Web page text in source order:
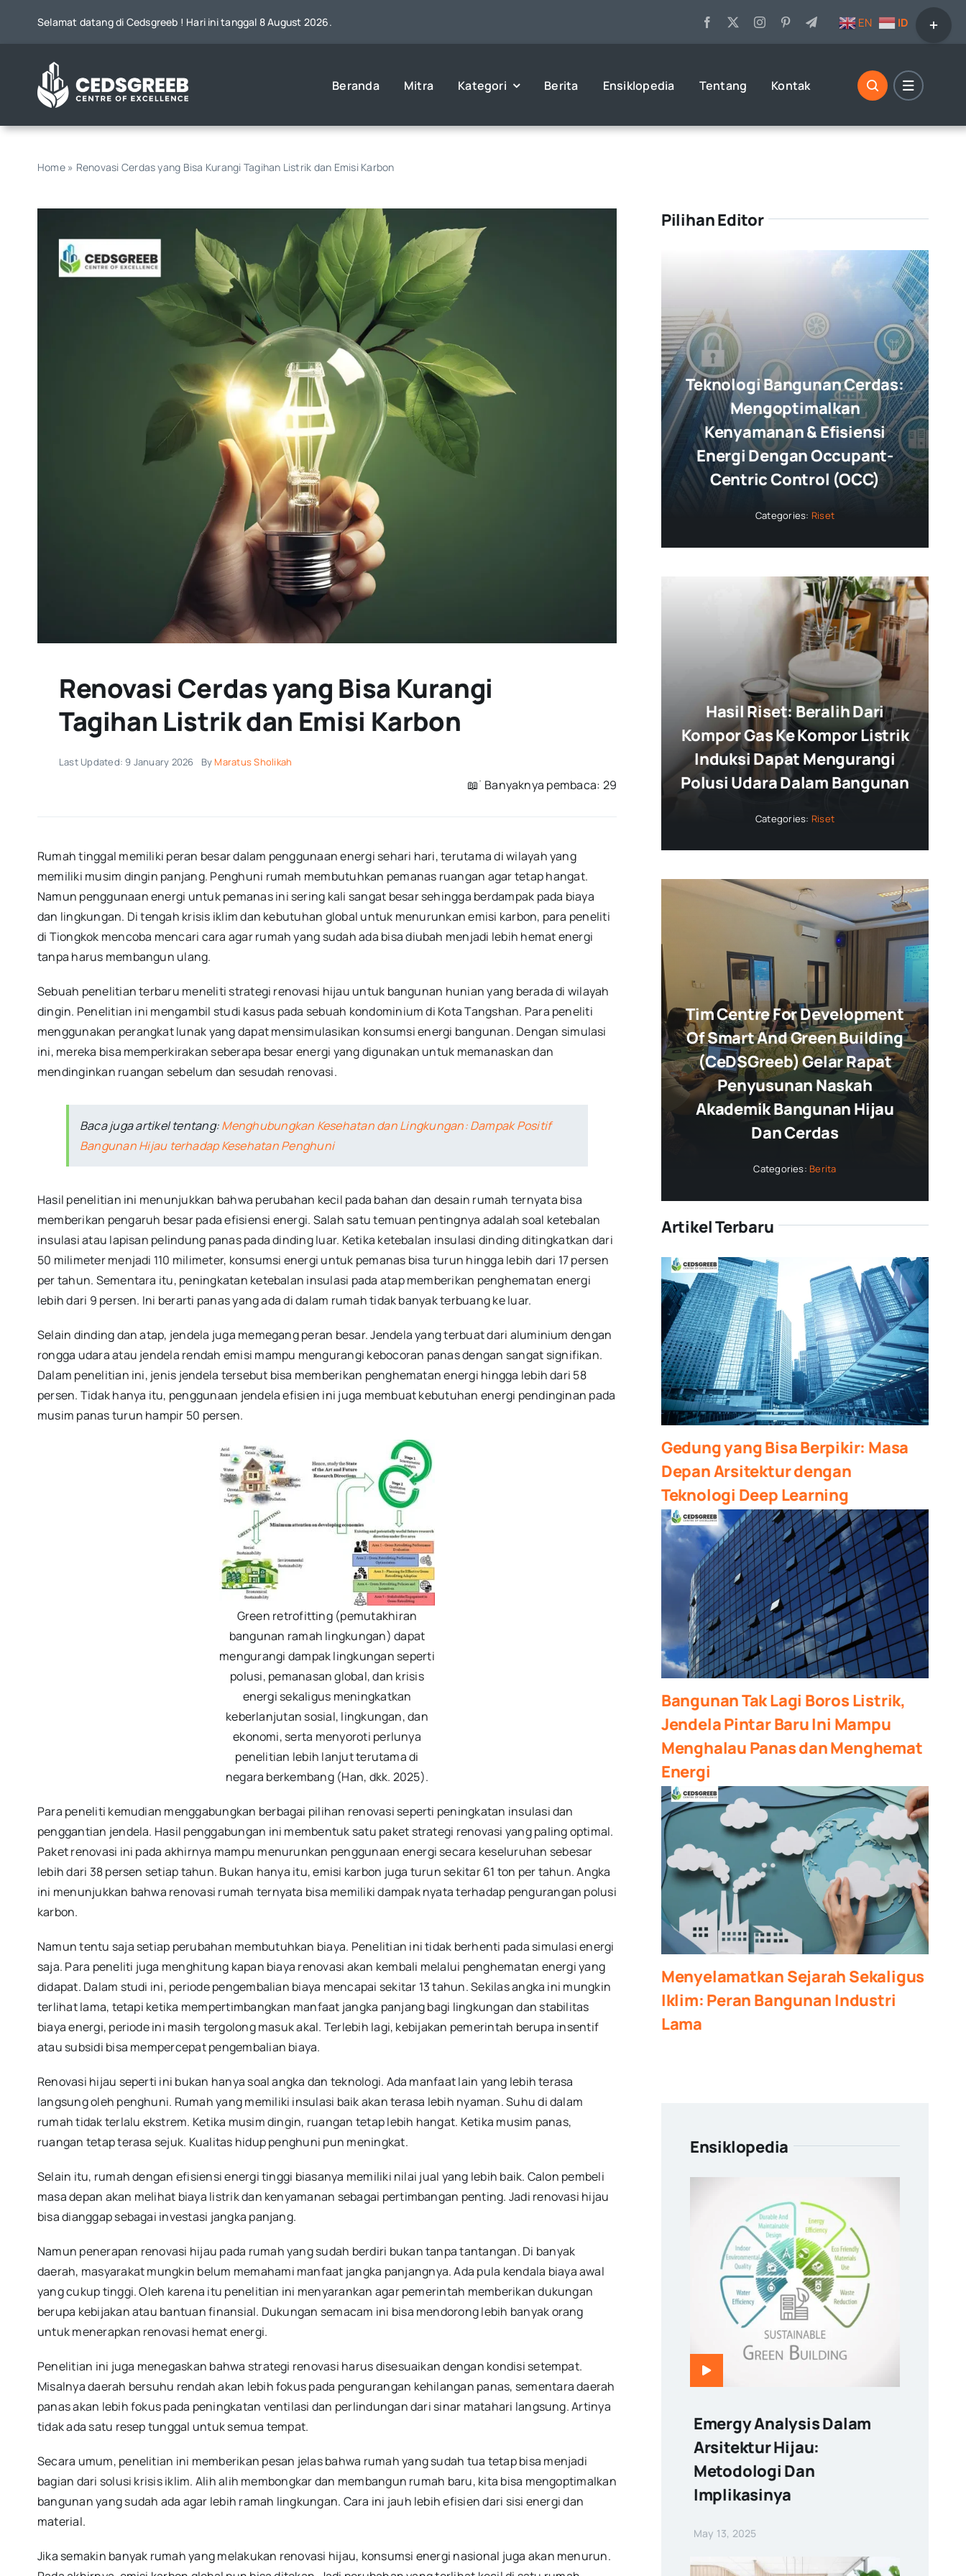
Selamat datang di Cedsgreeb ! Hari ini tanggal 8 August 2026. EN ID
Beranda Mitra Kategori Berita Ensiklopedia Tentang Kontak
Home» Renovasi Cerdas yang Bisa Kurangi Tagihan Listrik dan Emisi Karbon
Renovasi Cerdas yang Bisa Kurangi
Tagihan Listrik dan Emisi Karbon
Last Updated: 9 January 2026 By Maratus Sholikah
📖 ࣪ Banyaknya pembaca: 29
Rumah tinggal memiliki peran besar dalam penggunaan energi sehari hari, terutama di wilayah yang
memiliki musim dingin panjang. Penghuni rumah membutuhkan pemanas ruangan agar tetap hangat.
Namun penggunaan energi untuk pemanas ini sering kali sangat besar sehingga berdampak pada biaya
dan lingkungan. Di tengah krisis iklim dan kebutuhan global untuk menurunkan emisi karbon, para peneliti
di Tiongkok mencoba mencari cara agar rumah yang sudah ada bisa diubah menjadi lebih hemat energi
tanpa harus membangun ulang.
Sebuah penelitian terbaru meneliti strategi renovasi hijau untuk bangunan hunian yang berada di wilayah
dingin. Penelitian ini mengambil studi kasus pada sebuah kondominium di Kota Tangshan. Para peneliti
menggunakan perangkat lunak yang dapat mensimulasikan konsumsi energi bangunan. Dengan simulasi
ini, mereka bisa memperkirakan seberapa besar energi yang digunakan untuk memanaskan dan
mendinginkan ruangan sebelum dan sesudah renovasi.
Baca juga artikel tentang:Menghubungkan Kesehatan dan Lingkungan: Dampak Positif
Bangunan Hijau terhadap Kesehatan Penghuni
Hasil penelitian ini menunjukkan bahwa perubahan kecil pada bahan dan desain rumah ternyata bisa
memberikan pengaruh besar pada efisiensi energi. Salah satu temuan pentingnya adalah soal ketebalan
insulasi atau lapisan pelindung panas pada dinding luar. Ketika ketebalan insulasi dinding ditingkatkan dari
50 milimeter menjadi 110 milimeter, konsumsi energi untuk pemanas bisa turun hingga lebih dari 17 persen
per tahun. Sementara itu, peningkatan ketebalan insulasi pada atap memberikan penghematan energi
lebih dari 9 persen. Ini berarti panas yang ada di dalam rumah tidak banyak terbuang ke luar.
Selain dinding dan atap, jendela juga memegang peran besar. Jendela yang terbuat dari aluminium dengan
rongga udara atau jendela rendah emisi mampu mengurangi kebocoran panas dengan sangat signifikan.
Dalam penelitian ini, jenis jendela tersebut bisa memberikan penghematan energi hingga lebih dari 58
persen. Tidak hanya itu, penggunaan jendela efisien ini juga membuat kebutuhan energi pendinginan pada
musim panas turun hampir 50 persen.
Green retrofitting (pemutakhiran
bangunan ramah lingkungan) dapat
mengurangi dampak lingkungan seperti
polusi, pemanasan global, dan krisis
energi sekaligus meningkatkan
keberlanjutan sosial, lingkungan, dan
ekonomi, serta menyoroti perlunya
penelitian lebih lanjut terutama di
negara berkembang (Han, dkk. 2025).
Para peneliti kemudian menggabungkan berbagai pilihan renovasi seperti peningkatan insulasi dan
penggantian jendela. Hasil penggabungan ini membentuk satu paket strategi renovasi yang paling optimal.
Paket renovasi ini pada akhirnya mampu menurunkan penggunaan energi secara keseluruhan sebesar
lebih dari 38 persen setiap tahun. Bukan hanya itu, emisi karbon juga turun sekitar 61 ton per tahun. Angka
ini menunjukkan bahwa renovasi rumah ternyata bisa memiliki dampak nyata terhadap pengurangan polusi
karbon.
Namun tentu saja setiap perubahan membutuhkan biaya. Penelitian ini tidak berhenti pada simulasi energi
saja. Para peneliti juga menghitung kapan biaya renovasi akan kembali melalui penghematan energi yang
didapat. Dalam studi ini, periode pengembalian biaya mencapai sekitar 13 tahun. Sekilas angka ini mungkin
terlihat lama, tetapi ketika mempertimbangkan manfaat jangka panjang bagi lingkungan dan stabilitas
biaya energi, periode ini masih tergolong masuk akal. Terlebih lagi, kebijakan pemerintah berupa insentif
atau subsidi bisa mempercepat pengembalian biaya.
Renovasi hijau seperti ini bukan hanya soal angka dan teknologi. Ada manfaat lain yang lebih terasa
langsung oleh penghuni. Rumah yang memiliki insulasi baik akan terasa lebih nyaman. Suhu di dalam
rumah tidak terlalu ekstrem. Ketika musim dingin, ruangan tetap lebih hangat. Ketika musim panas,
ruangan tetap terasa sejuk. Kualitas hidup penghuni pun meningkat.
Selain itu, rumah dengan efisiensi energi tinggi biasanya memiliki nilai jual yang lebih baik. Calon pembeli
masa depan akan melihat biaya listrik dan kenyamanan sebagai pertimbangan penting. Jadi renovasi hijau
bisa dianggap sebagai investasi jangka panjang.
Namun penerapan renovasi hijau pada rumah yang sudah berdiri bukan tanpa tantangan. Di banyak
daerah, masyarakat mungkin belum memahami manfaat jangka panjangnya. Ada pula kendala biaya awal
yang cukup tinggi. Oleh karena itu penelitian ini menyarankan agar pemerintah memberikan dukungan
berupa kebijakan atau bantuan finansial. Dukungan semacam ini bisa mendorong lebih banyak orang
untuk menerapkan renovasi hemat energi.
Penelitian ini juga menegaskan bahwa strategi renovasi harus disesuaikan dengan kondisi setempat.
Misalnya daerah bersuhu rendah akan lebih fokus pada pengurangan kehilangan panas, sementara daerah
panas akan lebih fokus pada peningkatan ventilasi dan perlindungan dari sinar matahari langsung. Artinya
tidak ada satu resep tunggal untuk semua tempat.
Secara umum, penelitian ini memberikan pesan jelas bahwa rumah yang sudah tua tetap bisa menjadi
bagian dari solusi krisis iklim. Alih alih membongkar dan membangun rumah baru, kita bisa mengoptimalkan
bangunan yang sudah ada agar lebih ramah lingkungan. Cara ini jauh lebih efisien dari sisi energi dan
material.
Jika semakin banyak rumah yang melakukan renovasi hijau, konsumsi energi nasional juga akan menurun.
Pilihan Editor
Teknologi Bangunan Cerdas:
Mengoptimalkan
Kenyamanan & Efisiensi
Energi Dengan Occupant-
Centric Control (OCC)
Categories: Riset
Hasil Riset: Beralih Dari
Kompor Gas Ke Kompor Listrik
Induksi Dapat Mengurangi
Polusi Udara Dalam Bangunan
Categories: Riset
Tim Centre For Development
Of Smart And Green Building
(CeDSGreeb) Gelar Rapat
Penyusunan Naskah
Akademik Bangunan Hijau
Dan Cerdas
Categories: Berita
Artikel Terbaru
Gedung yang Bisa Berpikir: Masa
Depan Arsitektur dengan
Teknologi Deep Learning
Bangunan Tak Lagi Boros Listrik,
Jendela Pintar Baru Ini Mampu
Menghalau Panas dan Menghemat
Energi
Menyelamatkan Sejarah Sekaligus
Iklim: Peran Bangunan Industri
Lama
Ensiklopedia
Emergy Analysis Dalam
Arsitektur Hijau:
Metodologi Dan
Implikasinya
May 13, 2025
Toggle
Sliding
Area